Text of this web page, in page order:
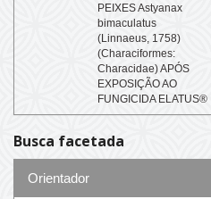
PEIXES Astyanax
bimaculatus
(Linnaeus, 1758)
(Characiformes:
Characidae) APÓS
EXPOSIÇÃO AO
FUNGICIDA ELATUS®
Busca facetada
Orientador